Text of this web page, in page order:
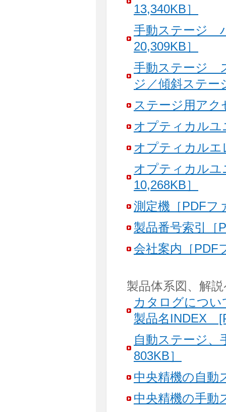
13,340KB］
手動ステージ
20,309KB］
手動ステージ
ジ／傾斜ステー
ステージ用アク
オプティカルユ
オプティカルエ
オプティカルユ
10,268KB］
測定機［PDFフ
製品番号索引［
会社案内［PDF
製品体系図、解
カタログについ
製品名INDEX
自動ステージ
803KB］
中央精機の自動
中央精機の手動